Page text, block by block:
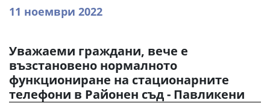
11 ноември 2022
Уважаеми граждани, вече е
възстановено нормалното
функциониране на стационарните
телефони в Районен съд - Павликени